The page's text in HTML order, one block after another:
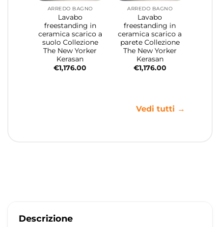
ARREDO BAGNO
Lavabo
freestanding in
ceramica scarico a
suolo Collezione
The New Yorker
Kerasan
€1,176.00
ARREDO BAGNO
Lavabo
freestanding in
ceramica scarico a
parete Collezione
The New Yorker
Kerasan
€1,176.00
Vedi tutti →
Descrizione